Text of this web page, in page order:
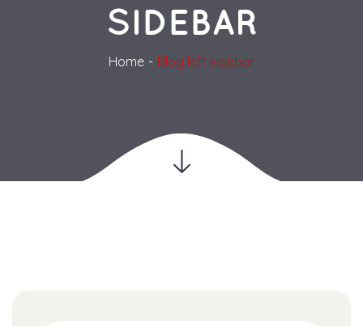
SIDEBAR
Home Blog left sidebar